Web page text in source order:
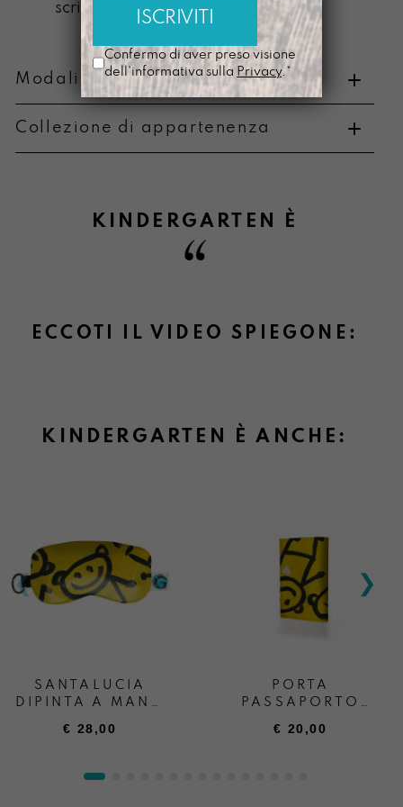
scrittura
Modalità di pagamento e resi
Collezione di appartenenza
KINDERGARTEN È
ECCOTI IL VIDEO SPIEGONE:
KINDERGARTEN È ANCHE:
SANTALUCIA
DIPINTA A MANO
GIALLO
€ 28,00
PORTA
PASSAPORTO
KINDERGARTEN
€ 20,00
Confermo di aver preso visione
dell'informativa sulla Privacy.*